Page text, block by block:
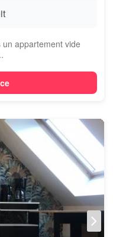
appartement vide